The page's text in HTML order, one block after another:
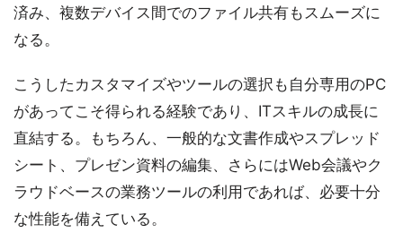
済み、複数デバイス間でのファイル共有もスムーズに
なる。
こうしたカスタマイズやツールの選択も自分専用のPC
があってこそ得られる経験であり、ITスキルの成長に
直結する。もちろん、一般的な文書作成やスプレッド
シート、プレゼン資料の編集、さらにはWeb会議やク
ラウドベースの業務ツールの利用であれば、必要十分
な性能を備えている。